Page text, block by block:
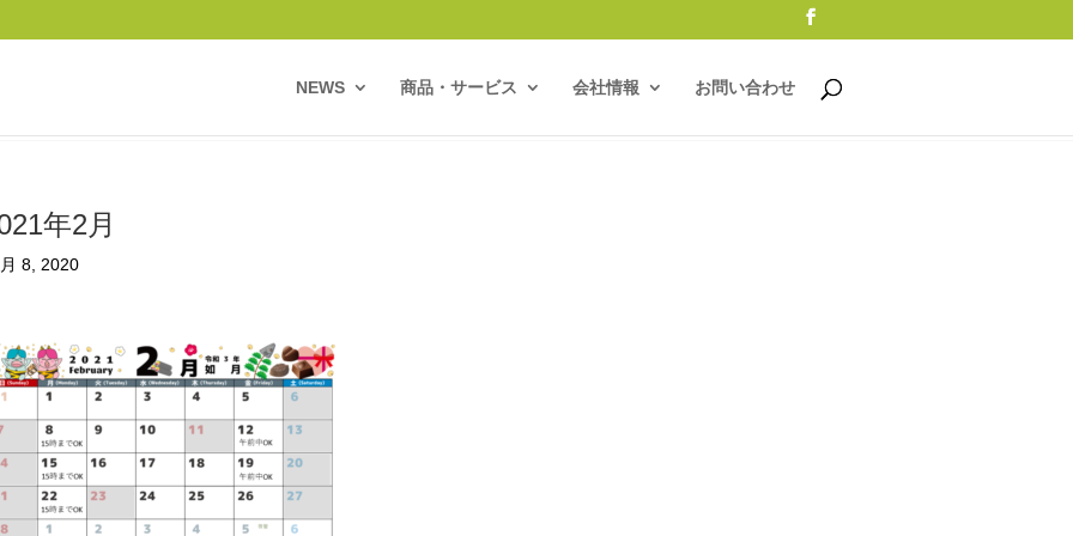
NEWS 商品・サービス 会社情報 お問い合わせ
年2月
8, 2020